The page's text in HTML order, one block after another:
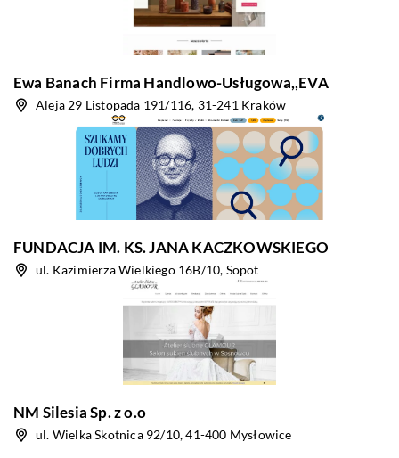
Ewa Banach Firma Handlowo-Usługowa,,EVA
Aleja 29 Listopada 191/116, 31-241 Kraków
FUNDACJA IM. KS. JANA KACZKOWSKIEGO
ul. Kazimierza Wielkiego 16B/10, Sopot
NM Silesia Sp. z o.o
ul. Wielka Skotnica 92/10, 41-400 Mysłowice